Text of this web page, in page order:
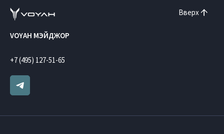
Вверх
VOYAH МЭЙДЖОР
+7 (495) 127-51-65